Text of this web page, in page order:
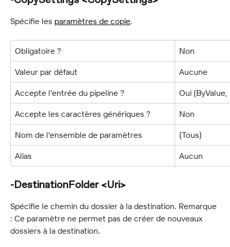
Spécifie les paramètres de copie.
Obligatoire ? Non
Valeur par défaut Aucune
Accepte l'entrée du pipeline ? Oui
Accepte les caractères génériques ? Non
Nom de l'ensemble de paramètres (Tous)
Alias Aucun
-DestinationFolder <Uri>
Spécifie le chemin du dossier à la destination. Remarque
: Ce paramètre ne permet pas de créer de nouveaux
dossiers à la destination.